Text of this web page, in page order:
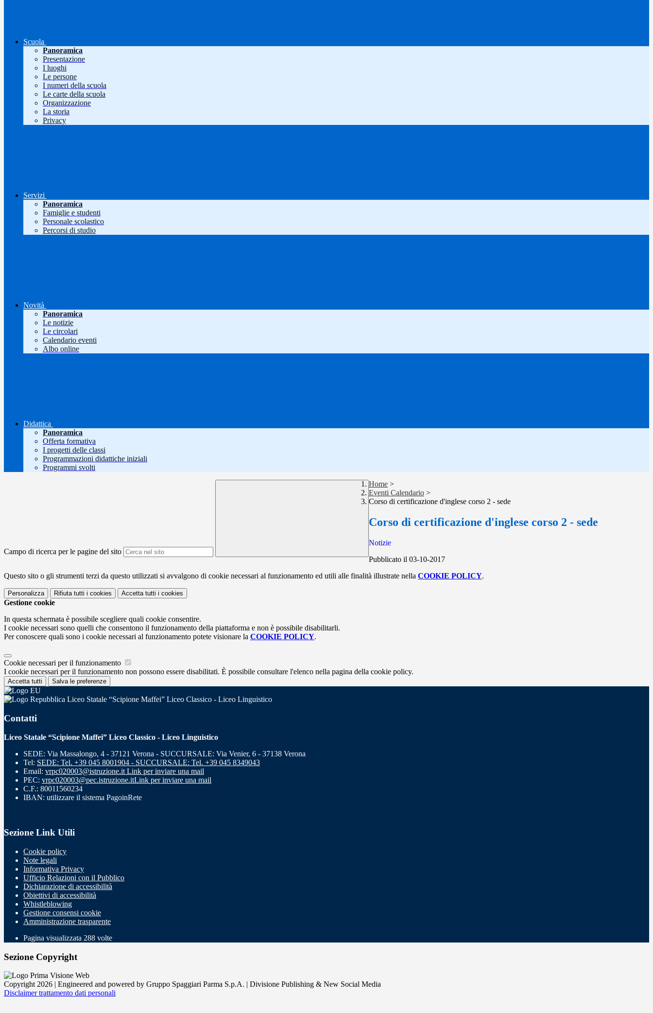
Scuola
Panoramica
Presentazione
I luoghi
Le persone
I numeri della scuola
Le carte della scuola
Organizzazione
La storia
Privacy
Servizi
Panoramica
Famiglie e studenti
Personale scolastico
Percorsi di studio
Novità
Panoramica
Le notizie
Le circolari
Calendario eventi
Albo online
Didattica
Panoramica
Offerta formativa
I progetti delle classi
Programmazioni didattiche iniziali
Programmi svolti
Campo di ricerca per le pagine del sito
Home >
Eventi Calendario >
Corso di certificazione d'inglese corso 2 - sede
Corso di certificazione d'inglese corso 2 - sede
Notizie
Pubblicato il 03-10-2017
Questo sito o gli strumenti terzi da questo utilizzati si avvalgono di cookie necessari al funzionamento ed utili alle finalità illustrate nella COOKIE POLICY.
Personalizza Rifiuta tutti i cookies Accetta tutti i cookies
Gestione cookie
In questa schermata è possibile scegliere quali cookie consentire.
I cookie necessari sono quelli che consentono il funzionamento della piattaforma e non è possibile disabilitarli.
Per conoscere quali sono i cookie necessari al funzionamento potete visionare la COOKIE POLICY.
Cookie necessari per il funzionamento
I cookie necessari per il funzionamento non possono essere disabilitati. È possibile consultare l'elenco nella pagina della cookie policy.
Accetta tutti Salva le preferenze
Liceo Statale “Scipione Maffei” Liceo Classico - Liceo Linguistico
Contatti
Liceo Statale “Scipione Maffei” Liceo Classico - Liceo Linguistico
SEDE: Via Massalongo, 4 - 37121 Verona - SUCCURSALE: Via Venier, 6 - 37138 Verona
Tel: SEDE: Tel. +39 045 8001904 - SUCCURSALE: Tel. +39 045 8349043
Email: vrpc020003@istruzione.it Link per inviare una mail
PEC: vrpc020003@pec.istruzione.itLink per inviare una mail
C.F.: 80011560234
IBAN: utilizzare il sistema PagoinRete
Sezione Link Utili
Cookie policy
Note legali
Informativa Privacy
Ufficio Relazioni con il Pubblico
Dichiarazione di accessibilità
Obiettivi di accessibilità
Whistleblowing
Gestione consensi cookie
Amministrazione trasparente
Pagina visualizzata 288 volte
Sezione Copyright
Copyright 2026 | Engineered and powered by Gruppo Spaggiari Parma S.p.A. | Divisione Publishing & New Social Media
Disclaimer trattamento dati personali